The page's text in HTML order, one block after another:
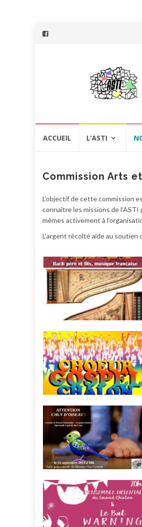
ACCUEIL L’ASTI
Commission Arts
L’objectif de cette commission
connaître les missions de
mêmes activement à
L’argent récolté aide au soutien